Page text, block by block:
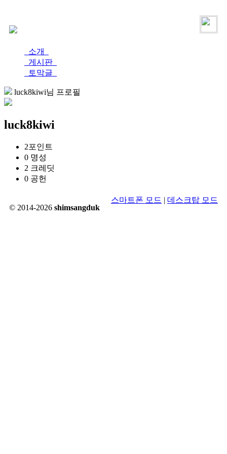
소개
게시판
토막글
luck8kiwi님 프로필
luck8kiwi
2포인트
0 명성
2 크레딧
0 공헌
© 2014-2026 shimsangduk
스마트폰 모드 | 데스크탑 모드